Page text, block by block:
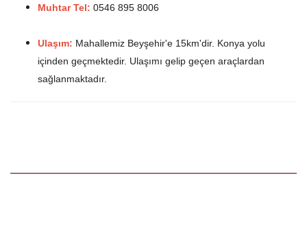
Muhtar Tel: 0546 895 8006
Ulaşım: Mahallemiz Beyşehir'e 15km'dir. Konya yolu
içinden geçmektedir. Ulaşımı gelip geçen araçlardan
sağlanmaktadır.